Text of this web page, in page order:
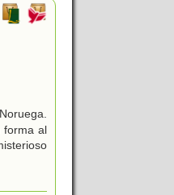
forma al